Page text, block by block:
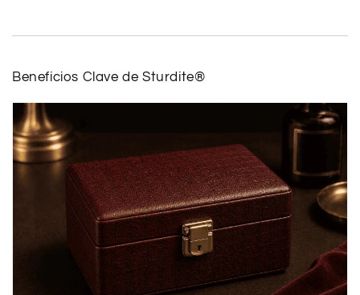
Beneficios Clave de Sturdite®